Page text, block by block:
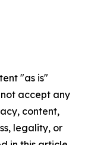
"as is"
accept any
content,
legality, or